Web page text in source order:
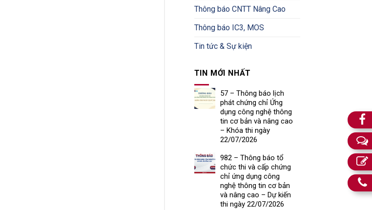
Thông báo CNTT Nâng Cao
Thông báo IC3, MOS
Tin tức & Sự kiện
TIN MỚI NHẤT
57 – Thông báo lịch
phát chứng chỉ Ứng
dụng công nghệ thông
tin cơ bản và nâng cao
– Khóa thi ngày
22/07/2026
982 – Thông báo tổ
chức thi và cấp chứng
chỉ ứng dụng công
nghệ thông tin cơ bản
và nâng cao – Dự kiến
thi ngày 22/07/2026